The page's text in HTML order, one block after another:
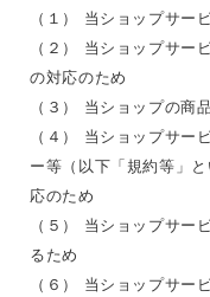
（１） 当ショップサー
（２） 当ショップサー
の対応のため
（３） 当ショップの商
（４） 当ショップサー
ー等（以下「規約等」
応のため
（５） 当ショップサー
るため
（６） 当ショップサー